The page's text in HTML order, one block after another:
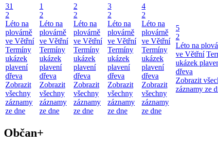
31
2
Léto na
plovárně
ve Větřní
Termíny
ukázek
plavení
dřeva
Zobrazit
všechny
záznamy
ze dne
1
2
Léto na
plovárně
ve Větřní
Termíny
ukázek
plavení
dřeva
Zobrazit
všechny
záznamy
ze dne
2
2
Léto na
plovárně
ve Větřní
Termíny
ukázek
plavení
dřeva
Zobrazit
všechny
záznamy
ze dne
3
2
Léto na
plovárně
ve Větřní
Termíny
ukázek
plavení
dřeva
Zobrazit
všechny
záznamy
ze dne
4
2
Léto na
plovárně
ve Větřní
Termíny
ukázek
plavení
dřeva
Zobrazit
všechny
záznamy
ze dne
5
2
Léto na
ve Větřní
ukázek
dřeva
Zobrazit
záznamy ze
Občan+